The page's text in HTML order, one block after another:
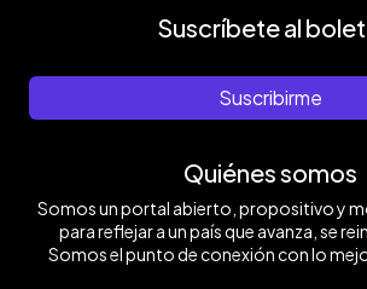
Suscríbete al
Suscribirme
Quiénes somos
Somos un portal abierto, propositivo y
para reflejar a un país que avanza, se
Somos el punto de conexión con lo